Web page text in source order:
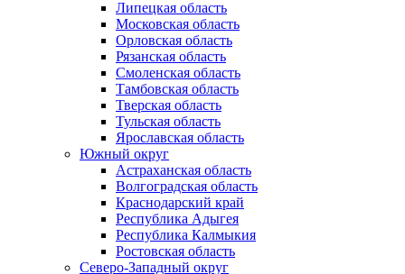
Липецкая область
Московская область
Орловская область
Рязанская область
Смоленская область
Тамбовская область
Тверская область
Тульская область
Ярославская область
Южный округ
Астраханская область
Волгоградская область
Краснодарский край
Республика Адыгея
Республика Калмыкия
Ростовская область
Северо-Западный округ